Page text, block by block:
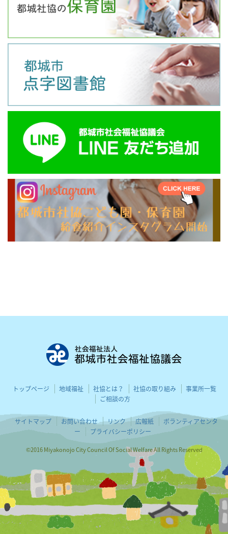
トップページ 地域福祉 社協とは？ 社協の取り組み
事業所一覧
ご相談の方
サイトマップ お問い合わせ リンク 広報紙
ボランティアセンタ
ー
プライバシーポリシー
©2016 Miyakonojo City Council Of Social Welfare All Rights Reserved